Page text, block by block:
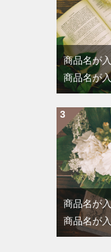
商品名が
商品名が
商品名が
商品名が